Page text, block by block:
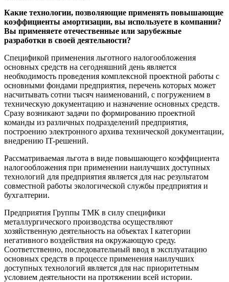
Какие технологии, позволяющие применять повышающие
коэффициенты амортизации, вы используете в компании?
Вы применяете отечественные или зарубежные
разработки в своей деятельности?
Спецификой применения льготного налогообложения
основных средств на сегодняшний день является
необходимость проведения комплексной проектной работы с
основными фондами предприятия, перечень которых может
насчитывать сотни тысяч наименований, с погружением в
техническую документацию и назначение основных средств.
Сразу возникают задачи по формированию проектной
команды из различных подразделений предприятия,
построению электронного архива технической документации,
внедрению IT-решений.
Рассматриваемая льгота в виде повышающего коэффициента
налогообложения при применении наилучших доступных
технологий для предприятия является для нас результатом
совместной работы экологической службы предприятия и
бухгалтерии.
Предприятия Группы ТМК в силу специфики
металлургического производства осуществляют
хозяйственную деятельность на объектах I категории
негативного воздействия на окружающую среду.
Соответственно, последовательный ввод в эксплуатацию
основных средств в процессе применения наилучших
доступных технологий является для нас приоритетным
условием деятельности на протяжении всей истории.